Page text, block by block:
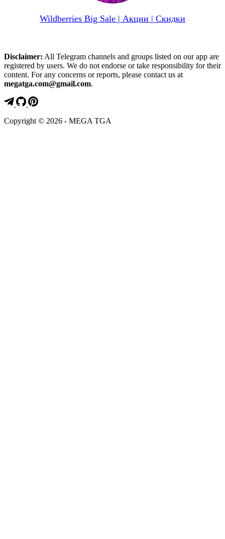
Wildberries Big Sale | Акции | Скидки
Disclaimer: All Telegram channels and groups listed on our app are
registered by users. We do not endorse or take responsibility for their
content. For any concerns or reports, please contact us at
megatga.com@gmail.com.
Copyright © 2026 - MEGA TGA